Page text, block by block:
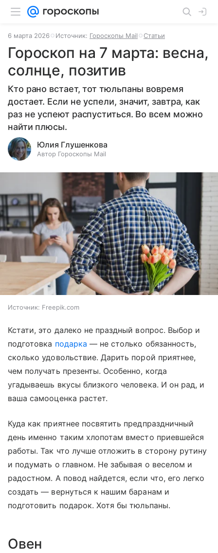
6 марта 2026 Источник: Гороскопы Mail Статьи
Гороскоп на 7 марта: весна,
солнце, позитив
Кто рано встает, тот тюльпаны вовремя
достает. Если не успели, значит, завтра, как
раз не успеют распуститься. Во всем можно
найти плюсы.
Юлия Глушенкова
Автор Гороскопы Mail
Источник: Freepik.com
Кстати, это далеко не праздный вопрос. Выбор и
подготовка подарка — не столько обязанность,
сколько удовольствие. Дарить порой приятнее,
чем получать презенты. Особенно, когда
угадываешь вкусы близкого человека. И он рад, и
ваша самооценка растет.
Куда как приятнее посвятить предпраздничный
день именно таким хлопотам вместо приевшейся
работы. Так что лучше отложить в сторону рутину
и подумать о главном. Не забывая о веселом и
радостном. А повод найдется, если что, его легко
создать — вернуться к нашим баранам и
подготовить подарок. Хотя бы тюльпаны.
Овен